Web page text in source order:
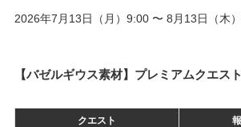
2026年7月13日（月）9:00 〜 8月13日（木
【バゼルギウス素材】プレミアムクエスト
クエスト